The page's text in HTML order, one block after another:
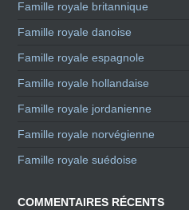
Famille royale britannique
Famille royale danoise
Famille royale espagnole
Famille royale hollandaise
Famille royale jordanienne
Famille royale norvégienne
Famille royale suédoise
COMMENTAIRES RÉCENTS